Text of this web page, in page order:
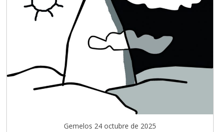
Gemelos 24 octubre de 2025